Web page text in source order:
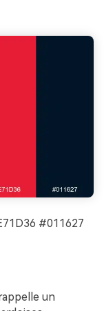
#011627
un